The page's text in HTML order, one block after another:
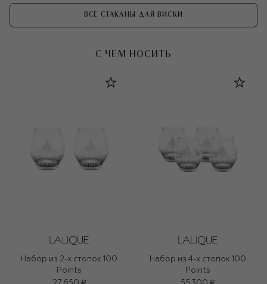
ВСЕ СТАКАНЫ ДЛЯ ВИСКИ
С ЧЕМ НОСИТЬ
Набор из 2-х стопок 100
Points
Набор из 4-х стопок 100
Points